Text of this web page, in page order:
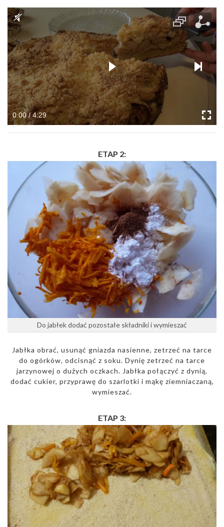
0:00 / 4:29
ETAP 2:
Do jabłek dodać pozostałe składniki i wymieszać
Jabłka obrać, usunąć gniazda nasienne, zetrzeć na tarce
do ogórków, odcisnąć z soku. Dynię zetrzeć na tarce
jarzynowej o dużych oczkach. Jabłka połączyć z dynią,
dodać cukier, przyprawę do szarlotki i mąkę ziemniaczaną,
wymieszać.
ETAP 3: